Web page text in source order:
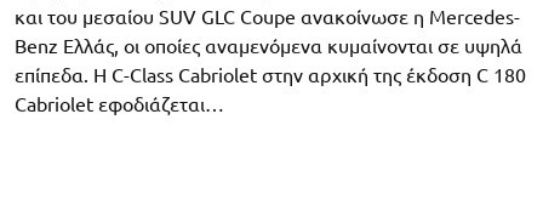
και του μεσαίου SUV GLC Coupe ανακοίνωσε η Mercedes-
Benz Ελλάς, οι οποίες αναμενόμενα κυμαίνονται σε υψηλά
επίπεδα. Η C-Class Cabriolet στην αρχική της έκδοση C 180
Cabriolet εφοδιάζεται…